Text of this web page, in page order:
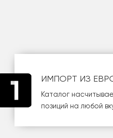
ИМПОРТ ИЗ
Каталог
позиций на любой